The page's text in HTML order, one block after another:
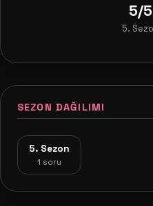
5/5
5.
SEZON DAĞILIMI
5. Sezon
1 soru